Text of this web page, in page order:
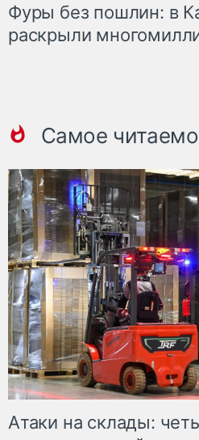
Фуры без пошлин: в
раскрыли
Самое
Атаки на склады: